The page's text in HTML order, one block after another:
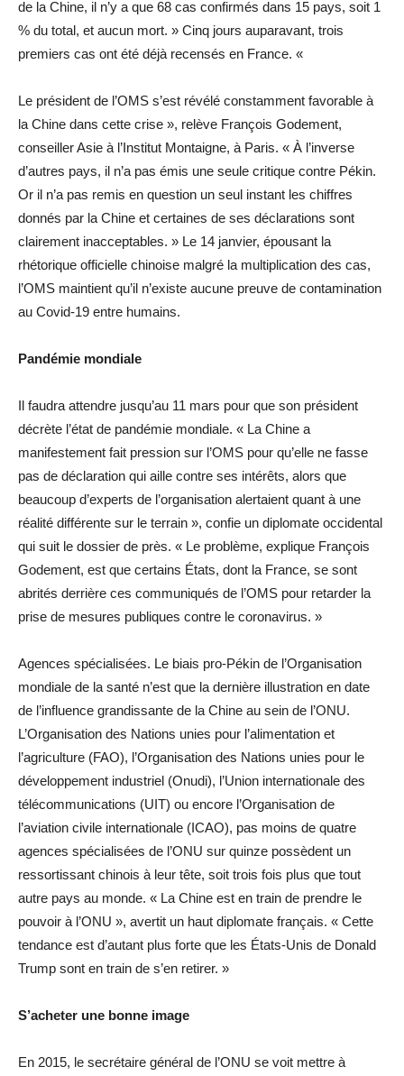
de la Chine, il n’y a que 68 cas confirmés dans 15 pays, soit 1
% du total, et aucun mort. » Cinq jours auparavant, trois
premiers cas ont été déjà recensés en France. «
Le président de l’OMS s’est révélé constamment favorable à
la Chine dans cette crise », relève François Godement,
conseiller Asie à l’Institut Montaigne, à Paris. « À l’inverse
d’autres pays, il n’a pas émis une seule critique contre Pékin.
Or il n’a pas remis en question un seul instant les chiffres
donnés par la Chine et certaines de ses déclarations sont
clairement inacceptables. » Le 14 janvier, épousant la
rhétorique officielle chinoise malgré la multiplication des cas,
l’OMS maintient qu’il n’existe aucune preuve de contamination
au Covid-19 entre humains.
Pandémie mondiale
Il faudra attendre jusqu’au 11 mars pour que son président
décrète l’état de pandémie mondiale. « La Chine a
manifestement fait pression sur l’OMS pour qu’elle ne fasse
pas de déclaration qui aille contre ses intérêts, alors que
beaucoup d’experts de l’organisation alertaient quant à une
réalité différente sur le terrain », confie un diplomate occidental
qui suit le dossier de près. « Le problème, explique François
Godement, est que certains États, dont la France, se sont
abrités derrière ces communiqués de l’OMS pour retarder la
prise de mesures publiques contre le coronavirus. »
Agences spécialisées. Le biais pro-Pékin de l’Organisation
mondiale de la santé n’est que la dernière illustration en date
de l’influence grandissante de la Chine au sein de l’ONU.
L’Organisation des Nations unies pour l’alimentation et
l’agriculture (FAO), l’Organisation des Nations unies pour le
développement industriel (Onudi), l’Union internationale des
télécommunications (UIT) ou encore l’Organisation de
l’aviation civile internationale (ICAO), pas moins de quatre
agences spécialisées de l’ONU sur quinze possèdent un
ressortissant chinois à leur tête, soit trois fois plus que tout
autre pays au monde. « La Chine est en train de prendre le
pouvoir à l’ONU », avertit un haut diplomate français. « Cette
tendance est d’autant plus forte que les États-Unis de Donald
Trump sont en train de s’en retirer. »
S’acheter une bonne image
En 2015, le secrétaire général de l’ONU se voit mettre à